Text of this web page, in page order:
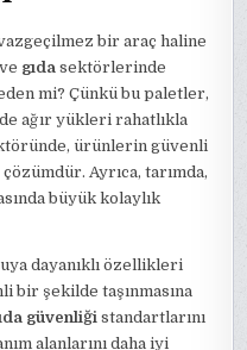
bir araç haline
gıda sektörlerinde
mi? Çünkü bu paletler,
ağır yükleri rahatlıkla
ürünlerin güvenli
Ayrıca, tarımda,
büyük kolaylık
dayanıklı özellikleri
bir şekilde taşınmasına
güvenliği standartlarını
alanlarını daha iyi